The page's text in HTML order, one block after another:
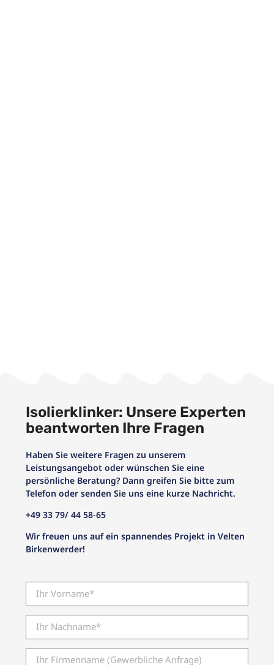
Isolierklinker: Unsere Experten
beantworten Ihre Fragen
Haben Sie weitere Fragen zu unserem
Leistungsangebot oder wünschen Sie eine
persönliche Beratung? Dann greifen Sie bitte zum
Telefon oder senden Sie uns eine kurze Nachricht.
+49 33 79/ 44 58-65
Wir freuen uns auf ein spannendes Projekt in Velten
Birkenwerder!